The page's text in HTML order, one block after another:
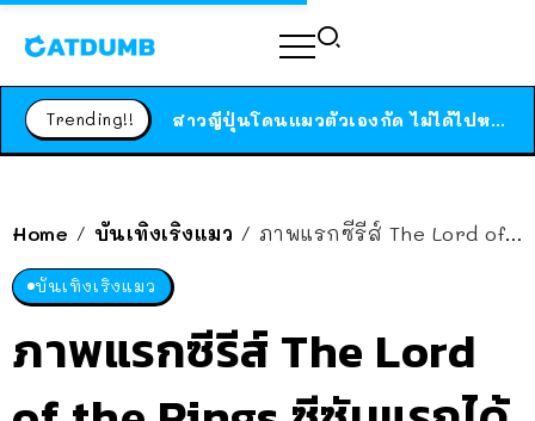
Trending!! ได้เวลาเด็กหนวดรวมตัว RF Online Next เปิดให้เล่นแล้ว เกม Sci-Fi MMORPG ระดับตำนาน เล่นได้ทั้งมือถือและ PC
Home / บันเทิงเริงแมว / ภาพแรกซีรีส์ The Lord of the Rings ซีซันแรกได้งบสร้าง 15,000 ล้านบาท มากกว่าภาพยนตร์ทั้ง 3 ภาครวมกัน!!
บันเทิงเริงแมว
ภาพแรกซีรีส์ The Lord